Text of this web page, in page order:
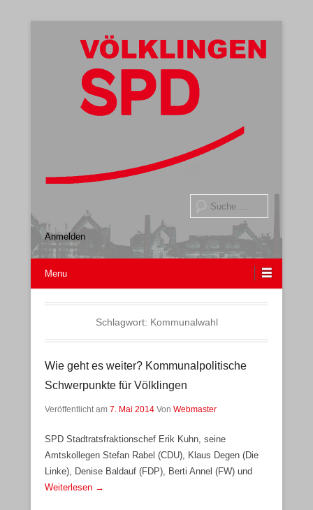
Anmelden
Menu
Schlagwort: Kommunalwahl
Wie geht es weiter? Kommunalpolitische
Schwerpunkte für Völklingen
Veröffentlicht am 7. Mai 2014 Von Webmaster
SPD Stadtratsfraktionschef Erik Kuhn, seine
Amtskollegen Stefan Rabel (CDU), Klaus Degen (Die
Linke), Denise Baldauf (FDP), Berti Annel (FW) und
Weiterlesen →